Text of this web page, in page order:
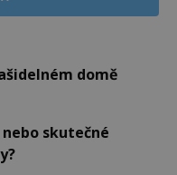
domě
skutečné